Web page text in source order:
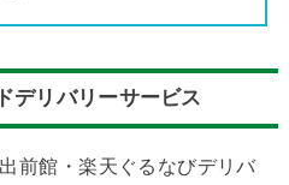
デリバリーサービス
前館・楽天ぐるなびデリバ